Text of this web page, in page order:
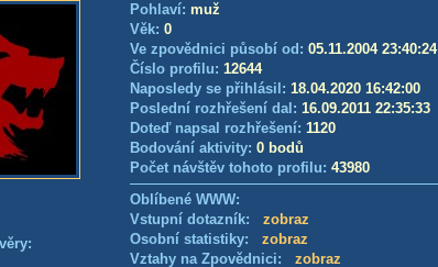
Pohlaví: muž
Věk: 0
Ve zpovědnici působí od: 05.11.2004 23:40:24
Číslo profilu: 12644
Naposledy se přihlásil: 18.04.2020 16:42:00
Poslední rozhřešení dal: 16.09.2011 22:35:33
Doteď napsal rozhřešení: 1120
Bodování aktivity: 0 bodů
Počet návštěv tohoto profilu: 43980
Oblíbené WWW:
Vstupní dotazník: zobraz
Osobní statistiky: zobraz
Vztahy na Zpovědnici: zobraz